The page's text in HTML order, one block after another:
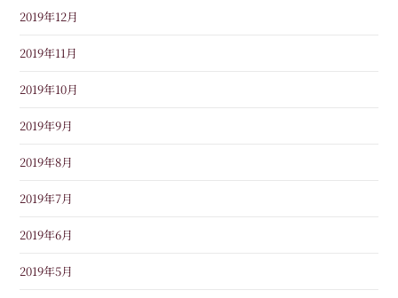
2019年12月
2019年11月
2019年10月
2019年9月
2019年8月
2019年7月
2019年6月
2019年5月